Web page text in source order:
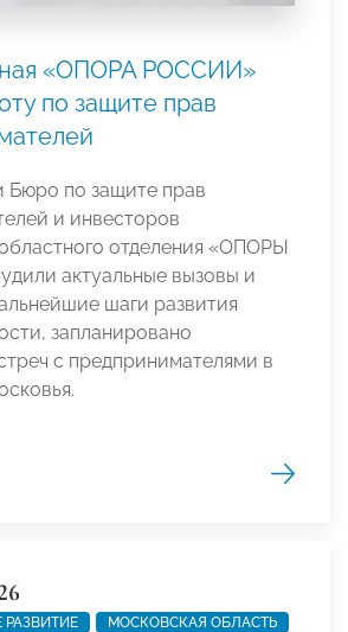
«ОПОРА РОССИИ»
по защите прав
Бюро по защите прав
и инвесторов
отделения «ОПОРЫ
актуальные вызовы и
шаги развития
запланировано
с предпринимателями в
РАЗВИТИЕ
МОСКОВСКАЯ ОБЛАСТЬ